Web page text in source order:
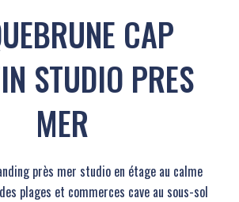
CAP
STUDIO PRES
MER
près mer studio en étage au calme
plages et commerces cave au sous-sol